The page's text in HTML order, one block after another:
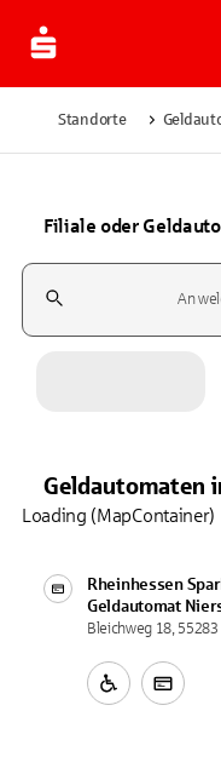
Standorte
Filiale oder
Suchfeld
Geldautomaten
Rheinhessen
Geldautomat
Bleichweg 18,
Loading (MapContainer)